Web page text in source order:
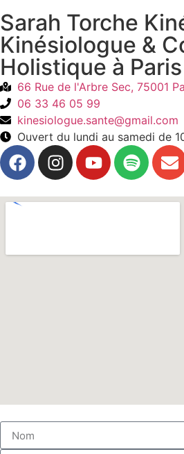
Sarah Torche
Kinésiologue &
Holistique à Paris
66 Rue de l'Arbre Sec, 75001
06 33 46 05 99
kinesiologue.sante@gmail.com
Ouvert du lundi au samedi de